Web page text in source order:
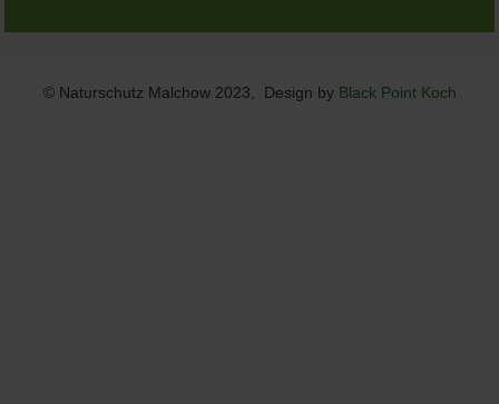
© Naturschutz Malchow 2023, Design by Black Point Koch